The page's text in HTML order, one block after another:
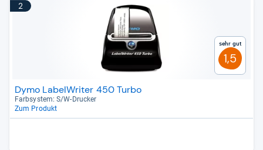
2
Sehr gut
1,5
Dymo LabelWriter 450 Turbo
Farb­sys­tem: S/W-​Dru­cker
Zum Produkt